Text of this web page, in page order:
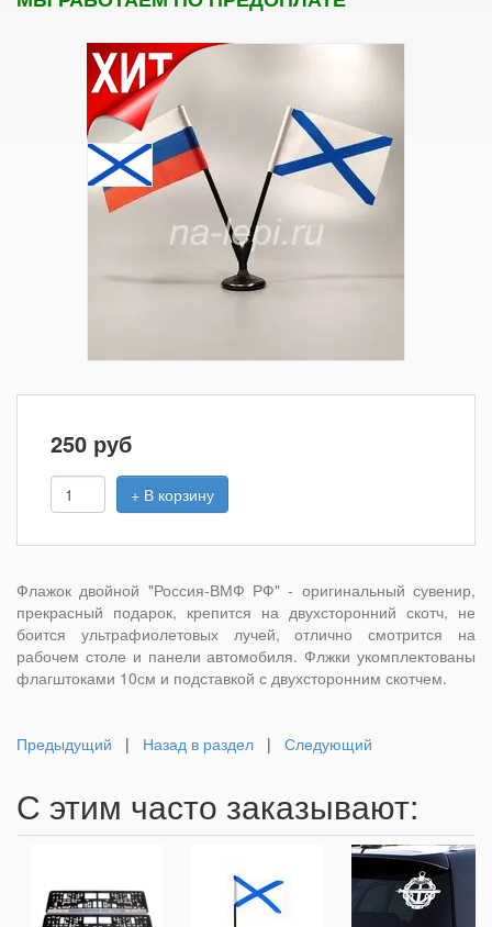
250 руб
+ В корзину
Флажок двойной "Россия-ВМФ РФ" - оригинальный сувенир,
прекрасный подарок, крепится на двухсторонний скотч, не
боится ультрафиолетовых лучей, отлично смотрится на
рабочем столе и панели автомобиля. Флжки укомплектованы
флагштоками 10см и подставкой с двухсторонним скотчем.
Предыдущий | Назад в раздел | Следующий
С этим часто заказывают: